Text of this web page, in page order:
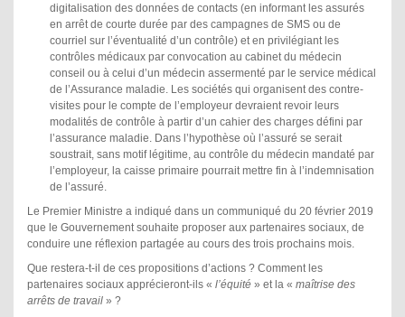
digitalisation des données de contacts (en informant les assurés
en arrêt de courte durée par des campagnes de SMS ou de
courriel sur l’éventualité d’un contrôle) et en privilégiant les
contrôles médicaux par convocation au cabinet du médecin
conseil ou à celui d’un médecin assermenté par le service médical
de l’Assurance maladie. Les sociétés qui organisent des contre-
visites pour le compte de l’employeur devraient revoir leurs
modalités de contrôle à partir d’un cahier des charges défini par
l’assurance maladie. Dans l’hypothèse où l’assuré se serait
soustrait, sans motif légitime, au contrôle du médecin mandaté par
l’employeur, la caisse primaire pourrait mettre fin à l’indemnisation
de l’assuré.
Le Premier Ministre a indiqué dans un communiqué du 20 février 2019
que le Gouvernement souhaite proposer aux partenaires sociaux, de
conduire une réflexion partagée au cours des trois prochains mois.
Que restera-t-il de ces propositions d’actions ? Comment les
partenaires sociaux apprécieront-ils « l’équité » et la « maîtrise des
arrêts de travail » ?